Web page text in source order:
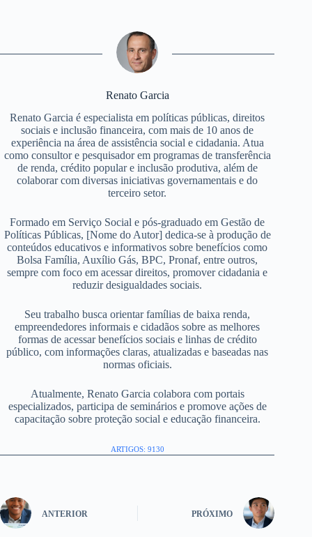
Renato Garcia
Renato Garcia é especialista em políticas públicas, direitos
sociais e inclusão financeira, com mais de 10 anos de
experiência na área de assistência social e cidadania. Atua
como consultor e pesquisador em programas de transferência
de renda, crédito popular e inclusão produtiva, além de
colaborar com diversas iniciativas governamentais e do
terceiro setor.
Formado em Serviço Social e pós-graduado em Gestão de
Políticas Públicas, [Nome do Autor] dedica-se à produção de
conteúdos educativos e informativos sobre benefícios como
Bolsa Família, Auxílio Gás, BPC, Pronaf, entre outros,
sempre com foco em acessar direitos, promover cidadania e
reduzir desigualdades sociais.
Seu trabalho busca orientar famílias de baixa renda,
empreendedores informais e cidadãos sobre as melhores
formas de acessar benefícios sociais e linhas de crédito
público, com informações claras, atualizadas e baseadas nas
normas oficiais.
Atualmente, Renato Garcia colabora com portais
especializados, participa de seminários e promove ações de
capacitação sobre proteção social e educação financeira.
ARTIGOS: 9130
ANTERIOR PRÓXIMO